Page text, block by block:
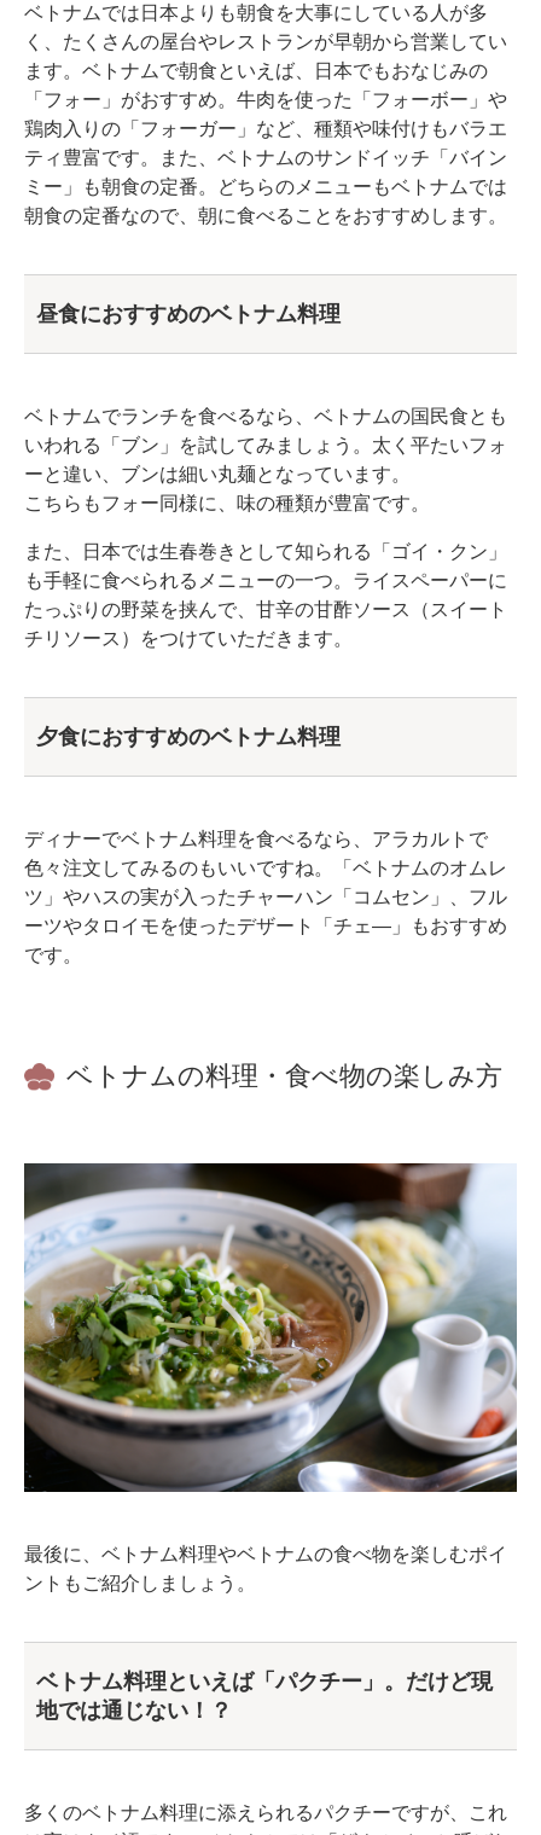
ベトナムでは日本よりも朝食を大事にしている人が多
く、たくさんの屋台やレストランが早朝から営業してい
ます。ベトナムで朝食といえば、日本でもおなじみの
「フォー」がおすすめ。牛肉を使った「フォーボー」や
鶏肉入りの「フォーガー」など、種類や味付けもバラエ
ティ豊富です。また、ベトナムのサンドイッチ「バイン
ミー」も朝食の定番。どちらのメニューもベトナムでは
朝食の定番なので、朝に食べることをおすすめします。
昼食におすすめのベトナム料理
ベトナムでランチを食べるなら、ベトナムの国民食とも
いわれる「ブン」を試してみましょう。太く平たいフォ
ーと違い、ブンは細い丸麺となっています。
こちらもフォー同様に、味の種類が豊富です。
また、日本では生春巻きとして知られる「ゴイ・クン」
も手軽に食べられるメニューの一つ。ライスペーパーに
たっぷりの野菜を挟んで、甘辛の甘酢ソース（スイート
チリソース）をつけていただきます。
夕食におすすめのベトナム料理
ディナーでベトナム料理を食べるなら、アラカルトで
色々注文してみるのもいいですね。「ベトナムのオムレ
ツ」やハスの実が入ったチャーハン「コムセン」、フル
ーツやタロイモを使ったデザート「チェ―」もおすすめ
です。
ベトナムの料理・食べ物の楽しみ方
最後に、ベトナム料理やベトナムの食べ物を楽しむポイ
ントもご紹介しましょう。
ベトナム料理といえば「パクチー」。だけど現
地では通じない！？
多くのベトナム料理に添えられるパクチーですが、これ